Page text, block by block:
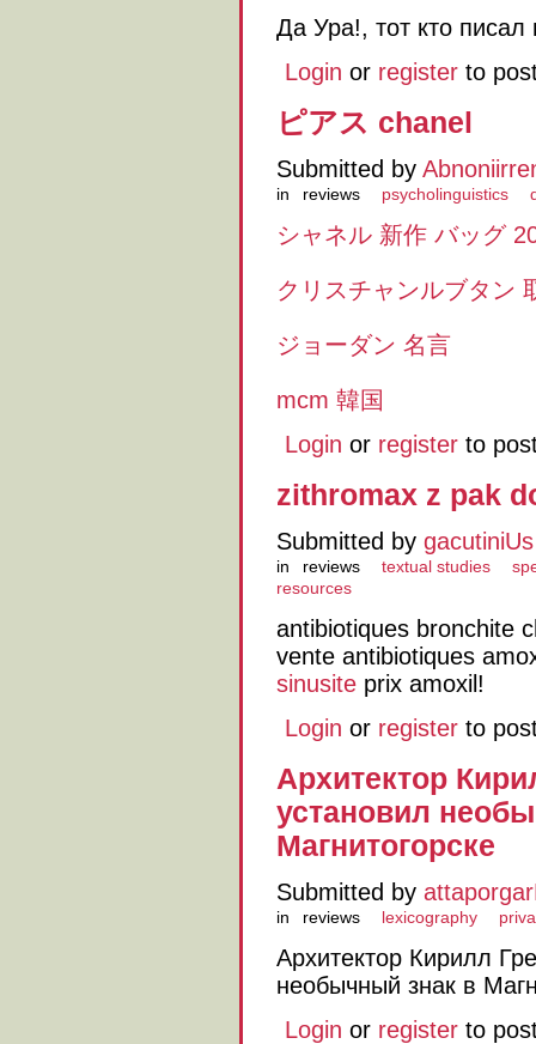
Да Ура!, тот кто
Login or register to
ピアス chanel
Submitted by
in reviews psycholinguistics
シャネル 新作 バッグ
クリスチャンルブタン
ジョーダン 名言
mcm 韓国
Login or register to
zithromax z pak
Submitted by gacutiniUs
in reviews textual studies
resources
antibiotiques bronchite
vente antibiotiques
sinusite prix amoxil!
Login or register to
Архитектор
установил
Магнитогорске
Submitted by
in reviews lexicography
Архитектор Кирилл
необычный знак в
Login or register to